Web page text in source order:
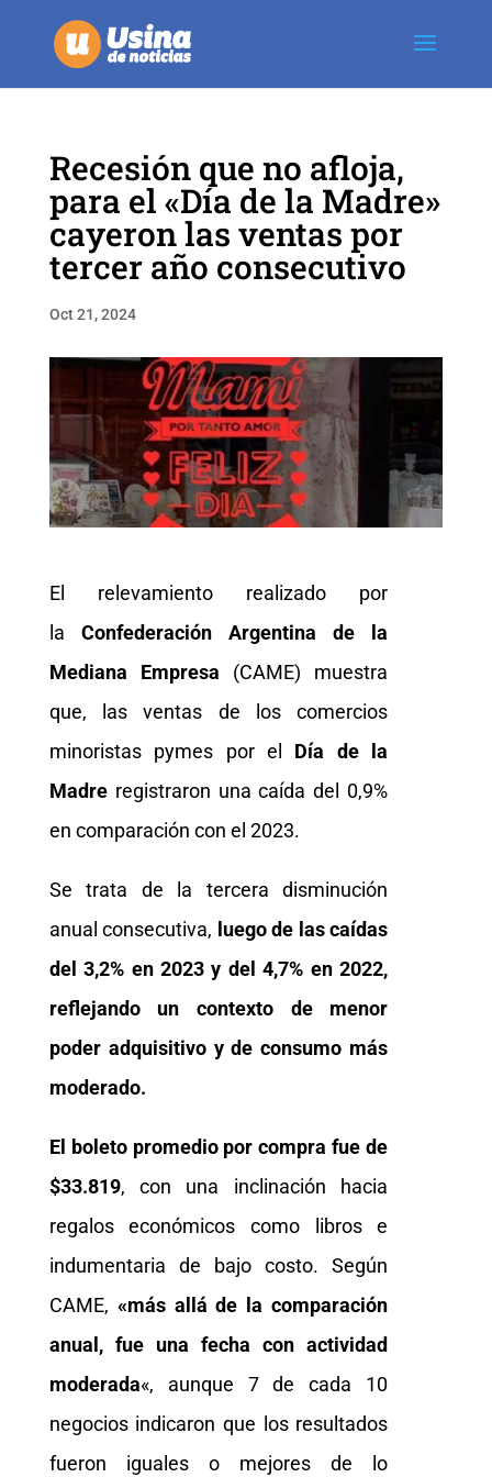
Recesión que no afloja,
para el «Día de la Madre»
cayeron las ventas por
tercer año consecutivo
Oct 21, 2024
El relevamiento realizado por
la Confederación Argentina de la
Mediana Empresa (CAME) muestra
que, las ventas de los comercios
minoristas pymes por el Día de la
Madreregistraron una caída del 0,9%
en comparación con el 2023.
Se trata de la tercera disminución
anual consecutiva, luego de las caídas
del 3,2% en 2023 y del 4,7% en 2022,
reflejando un contexto de menor
poder adquisitivo y de consumo más
moderado.
El boleto promedio por compra fue de
$33.819, con una inclinación hacia
regalos económicos como libros e
indumentaria de bajo costo. Según
CAME, «más allá de la comparación
anual, fue una fecha con actividad
moderada«, aunque 7 de cada 10
negocios indicaron que los resultados
fueron iguales o mejores de lo